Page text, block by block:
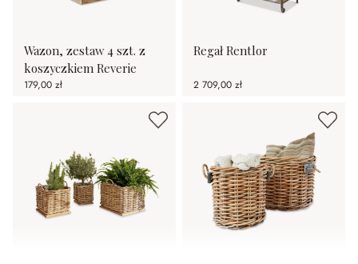
Wazon, zestaw 4 szt. z
koszyczkiem Reverie
179,00 zł
Regał Rentlor
2 709,00 zł